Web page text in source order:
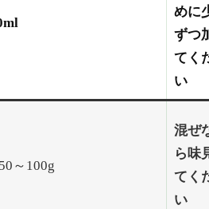
めに
ずつ
てく
い
50～100g
混ぜ
ら味
てく
い